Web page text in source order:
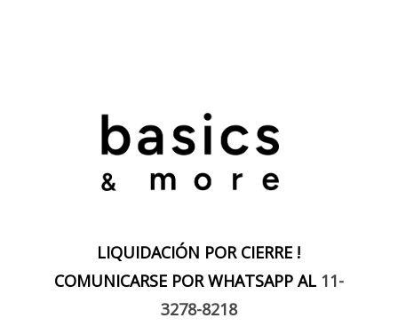
LIQUIDACIÓN POR CIERRE !
COMUNICARSE POR WHATSAPP AL 11-
3278-8218